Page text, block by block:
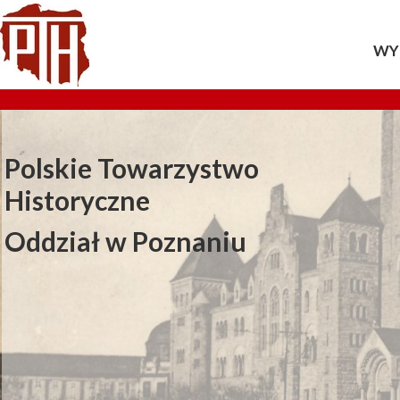
Polskie Towarzystwo
Historyczne
Oddział w Poznaniu